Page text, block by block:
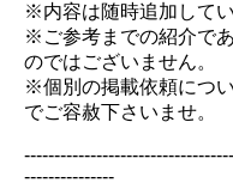
※内容は随時追加して
※ご参考までの紹介で
のではございません。
※個別の掲載依頼につ
でご容赦下さいませ。
---------------